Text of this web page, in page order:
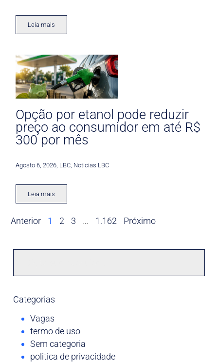
Leia mais
Opção por etanol pode reduzir
preço ao consumidor em até R$
300 por mês
Agosto 6, 2026 LBC Noticias LBC
Leia mais
Anterior 1 2 3 … 1.162 Próximo
Categorias
Vagas
termo de uso
Sem categoria
politica de privacidade